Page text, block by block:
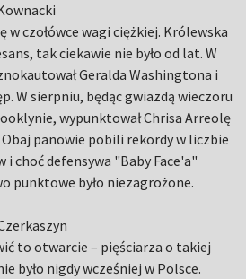
w czołówce wagi ciężkiej. Królewska
tak ciekawie nie było od lat. W
Geralda Washingtona i
W sierpniu, będąc gwiazdą wieczoru
wypunktował Chrisa Arreolę
panowie pobili rekordy w liczbie
i choć defensywa "Baby Face'a"
punktowe było niezagrożone.
to otwarcie – pięściarza o takiej
było nigdy wcześniej w Polsce.